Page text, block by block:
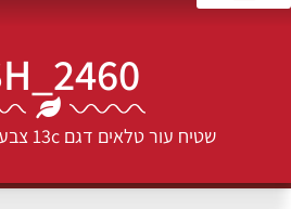
שטיח עור טלאים דגם 13c צבע חום